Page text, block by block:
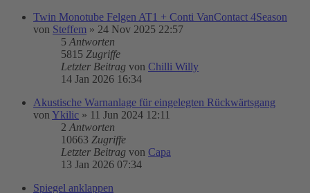
Twin Monotube Felgen AT1 + Conti VanContact 4Season
von Steffem » 24 Nov 2025 22:57
5 Antworten
5815 Zugriffe
Letzter Beitrag von Chilli Willy
14 Jan 2026 16:34
Akustische Warnanlage für eingelegten Rückwärtsgang
von Ykilic » 11 Jun 2024 12:11
2 Antworten
10663 Zugriffe
Letzter Beitrag von Capa
13 Jan 2026 07:34
Spiegel anklappen